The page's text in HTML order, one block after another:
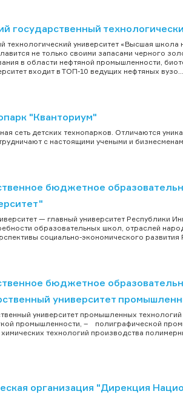
государственный
технологический университет «Высшая
не только своими запасами черного
в области нефтяной промышленности,
входит в ТОП-10 ведущих нефтяных вузо...
"Кванториум"
сеть детских технопарков. Отличаются
с настоящими учеными и
бюджетное
— главный университет Республики
образовательных школ, отраслей
социально-экономического развития
бюджетное
университет
университет промышленных
промышленности, – полиграфической
технологий производства
организация "Дирекция